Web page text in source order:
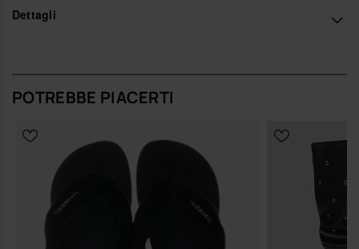
Havaianas in Italia, e porta il tuo stile a un livello superiore.
Dettagli
POTREBBE PIACERTI